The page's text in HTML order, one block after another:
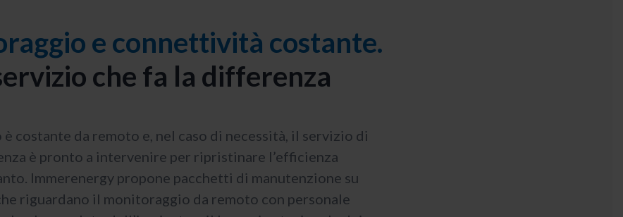
e connettività costante.
che fa la differenza
costante da remoto e, nel caso di necessità, il servizio di
è pronto a intervenire per ripristinare l’efficienza
Immerenergy propone pacchetti di manutenzione su
riguardano il monitoraggio da remoto con personale